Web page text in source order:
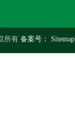
所有 备案号：